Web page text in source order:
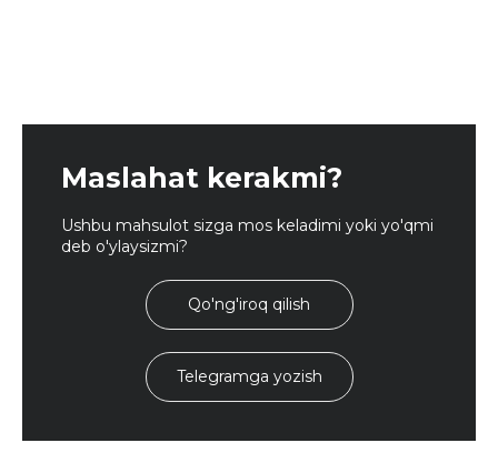
Maslahat kerakmi?
Ushbu mahsulot sizga mos keladimi yoki yo'qmi
deb o'ylaysizmi?
Qo'ng'iroq qilish
Telegramga yozish